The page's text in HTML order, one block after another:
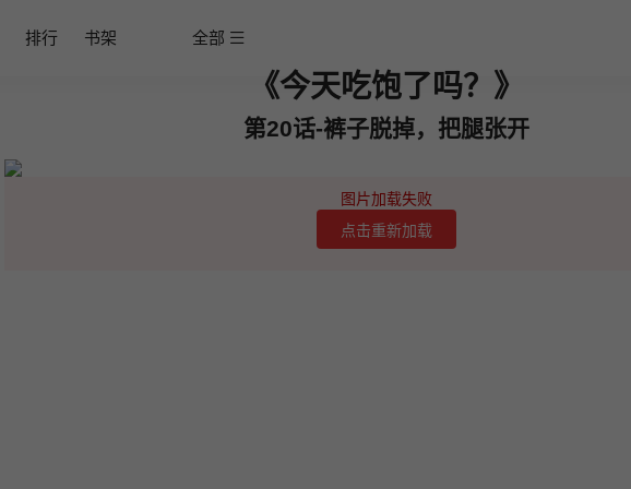
排行 书架 全部
《今天吃饱了吗？》
第20话-裤子脱掉，把腿张开
图片加载失败
点击重新加载